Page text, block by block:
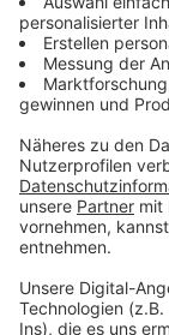
So können
Anzeige
Wer die Aktion
die beteiligten
ist dabei der
Leverkusen“.
IBAN: DE11